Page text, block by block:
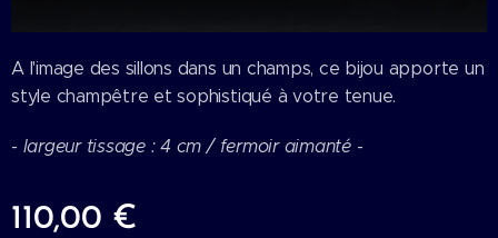
A l'image des sillons dans un champs, ce bijou apporte un
style champêtre et sophistiqué à votre tenue.
- largeur tissage : 4 cm / fermoir aimanté -
110,00 €